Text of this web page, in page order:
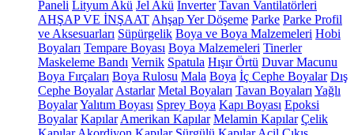
Paneli Lityum Akü Jel Akü İnverter Tavan Vantilatörleri
AHŞAP VE İNŞAAT Ahşap Yer Döşeme Parke Parke Profil
ve Aksesuarları Süpürgelik Boya ve Boya Malzemeleri Hobi
Boyaları Tempare Boyası Boya Malzemeleri Tinerler
Maskeleme Bandı Vernik Spatula Hışır Örtü Duvar Macunu
Boya Fırçaları Boya Rulosu Mala Boya İç Cephe Boyalar Dış
Cephe Boyalar Astarlar Metal Boyaları Tavan Boyaları Yağlı
BoyalarYalıtım Boyası Sprey Boya Kapı Boyası Epoksi
Boyalar Kapılar Amerikan Kapılar Melamin Kapılar Çelik